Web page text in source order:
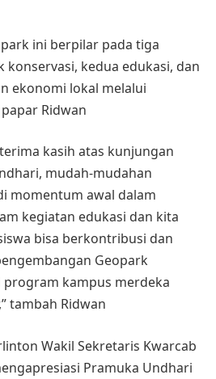
ini berpilar pada tiga
konservasi, kedua edukasi, dan
ekonomi lokal melalui
Ridwan
kasih atas kunjungan
mudah-mudahan
momentum awal dalam
kegiatan edukasi dan kita
bisa berkontribusi dan
Geopark
kampus merdeka
tambah Ridwan
Wakil Sekretaris Kwarcab
Pramuka Undhari